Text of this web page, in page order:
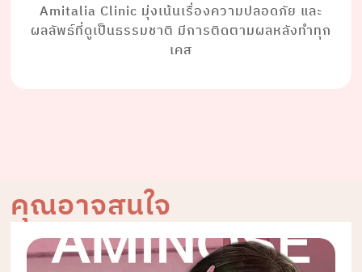
Amitalia Clinic มุ่งเน้นเรื่องความปลอดภัย และ
ผลลัพธ์ที่ดูเป็นธรรมชาติ มีการติดตามผลหลังทำทุก
เคส
คุณอาจสนใจ